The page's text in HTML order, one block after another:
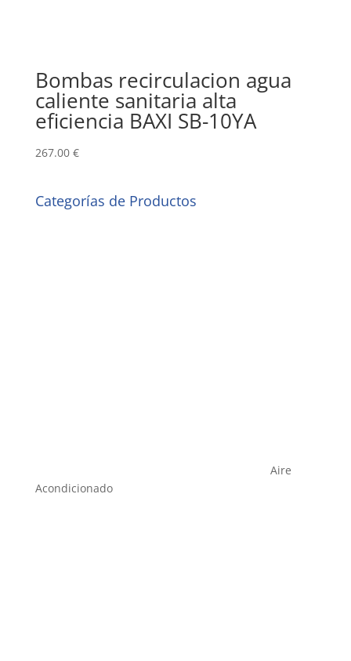
Bombas recirculacion agua
caliente sanitaria alta
eficiencia BAXI SB-10YA
267.00 €
Categorías de Productos
Aire
Acondicionado